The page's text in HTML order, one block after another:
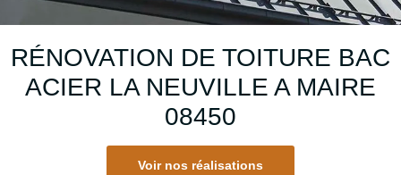
RÉNOVATION DE TOITURE BAC
ACIER LA NEUVILLE A MAIRE
08450
Voir nos réalisations